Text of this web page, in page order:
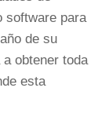
software para
de su
obtener toda
esta